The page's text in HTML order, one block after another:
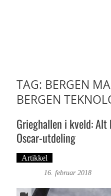
TAG: BERGEN
BERGEN
Grieghallen i kveld:
Oscar-utdeling
Artikkel
16. februar 2018